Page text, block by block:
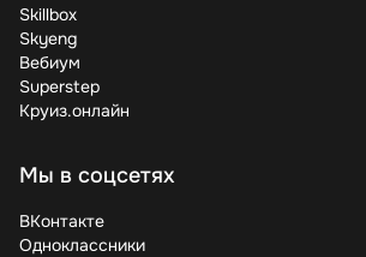
промокоды и когда делать покупки.
советы, чтобы покупать любимые
выгодным ценам. Начните прямо сейчас
доступные купоны и выберите
Skillbox
Skyeng
Вебиум
Superstep
Круиз.онлайн
Мы в соцсетях
ВКонтакте
Одноклассники